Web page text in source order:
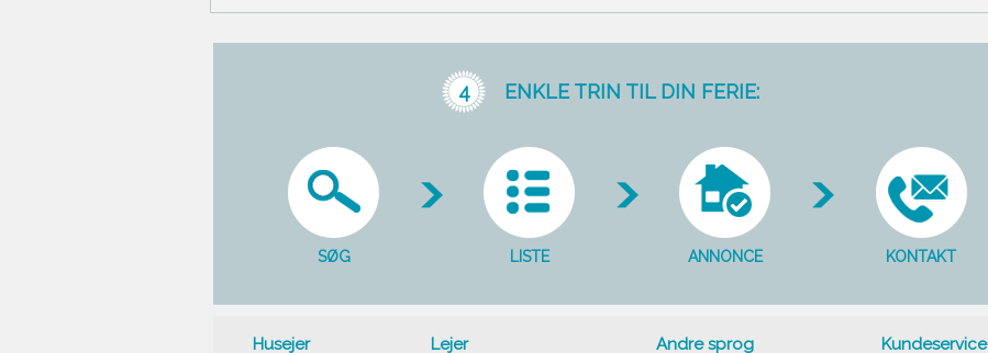
4 ENKLE TRIN TIL DIN FERIE:
SØG LISTE ANNONCE KONTAKT
Husejer Lejer Andre sprog Kundeservice